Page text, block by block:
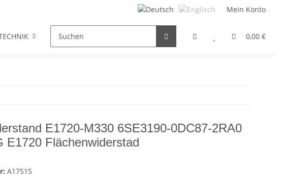
Mein Konto
0,00 €
FILTER / DROSSEL GETRIEBEMOTOREN HYDRAULIK
E1720-M330 6SE3190-0DC87-2RA0
E1720 Flächenwiderstad
A17515